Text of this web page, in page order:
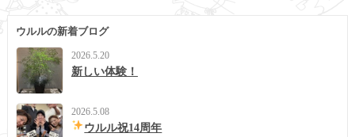
ウルルの新着ブログ
2026.5.20
新しい体験！
2026.5.08
ウルル祝14周年